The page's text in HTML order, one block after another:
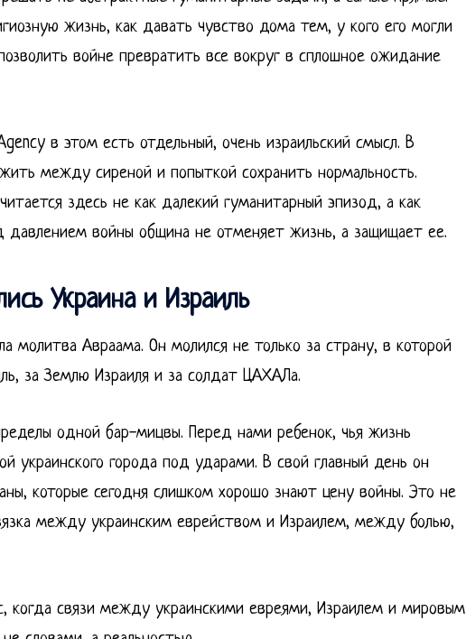
жизнь, как давать чувство дома тем, у кого его могли
войне превратить все вокруг в сплошное ожидание
в этом есть отдельный, очень израильский смысл. В
между сиреной и попыткой сохранить нормальность.
здесь не как далекий гуманитарный эпизод, а как
давлением войны община не отменяет жизнь, а защищает ее.
Украина и Израиль
молитва Авраама. Он молился не только за страну, в которой
за Землю Израиля и за солдат ЦАХАЛа.
одной бар-мицвы. Перед нами ребенок, чья жизнь
украинского города под ударами. В свой главный день он
которые сегодня слишком хорошо знают цену войны. Это не
между украинским еврейством и Израилем, между болью,
когда связи между украинскими евреями, Израилем и мировым